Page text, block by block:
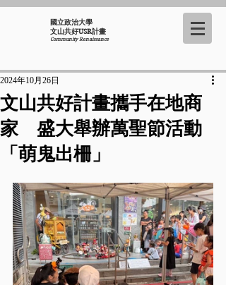
國立政治大學
​文山共好USR計畫
Community Renaissance
文山共好計畫攜手在地商
家 盛大舉辦萬聖節活動
「萌鬼出柵」
2024年10月26日